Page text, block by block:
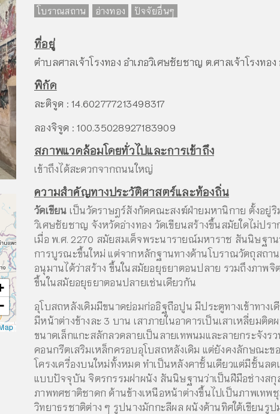
โบราณสถาน อ่างทอง ปัจจัยอื่นๆ
ที่อยู่
ตำบลศาลเจ้าโรงทอง อำเภอวิเศษชัยชาญ ต.ศาลเจ้าโรงทอ
พิกัด
ละติจูด : 14.602777213498317
ลองจิจูด : 100.35028927183909
สภาพแวดล้อมโดยทั่วไปและการเข้าถึง
เข้าถึงได้สะดวกจากถนนใหญ่
ความสำคัญทางประวัติศาสตร์และท้องถิ่น
วัดเขียน เป็นวัดราษฎร์สังกัดคณะสงฆ์ฝ่ายมหานิกาย ตั้งอยู่ริ
วิเศษชัยชาญ จังหวัดอ่างทอง วัดเขียนสร้างขึ้นสมัยใดไม่ปร
เมื่อ พ.ศ. 2270 สมัยสมเด็จพระนารายณ์มหาราช สันนิษฐา
การบูรณะขึ้นใหม่ แต่จากหลักฐานทางด้านโบราณวัตถุสถาน
อนุมานได้ว่าสร้าง ขึ้นในสมัยอยุธยาตอนปลาย รวมถึงภาพ
ขึ้นในสมัยอยุธยาตอนปลายเช่นเดียวกัน
อุโบสถหลังเดิมมีขนาดย่อมก่ออิฐถือปูน มีประตูทางเข้าทาง
มีหน้าต่างข้างละ 3 บาน เสาภายในอาคารเป็นเสาเหลี่ยมติ
ขนาดเล็กแกะสลักลวดลายเป็นลายเทพนมและลายกระจังร
คอนกรีตเสริมเหล็กครอบอุโบสถหลังเดิม แต่ยังคงลักษณะขอ
โครงเครื่องบนใหม่ทั้งหมด ทำเป็นหลังคาชั้นเดียวแต่มีชั้นล
แบบปัจจุบัน จิตรกรรมฝาผนัง สันนิษฐานว่าเป็นฝีมือช่างส
ภาพทศชาติชาดก ด้านข้างเหนือหน้าต่างขึ้นไปเป็นภาพเทพ
วิทยาธรชาติต่าง ๆ รูปนางมักกะลีผล ผนังด้านทิศใต้เขียน